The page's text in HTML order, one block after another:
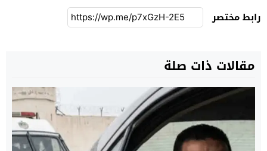
رابط مختصر
مقالات ذات صلة